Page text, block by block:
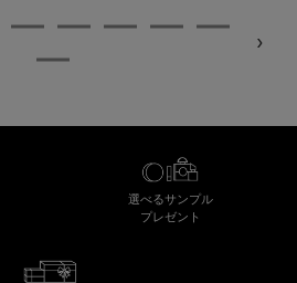
選べるサンプル
プレゼント